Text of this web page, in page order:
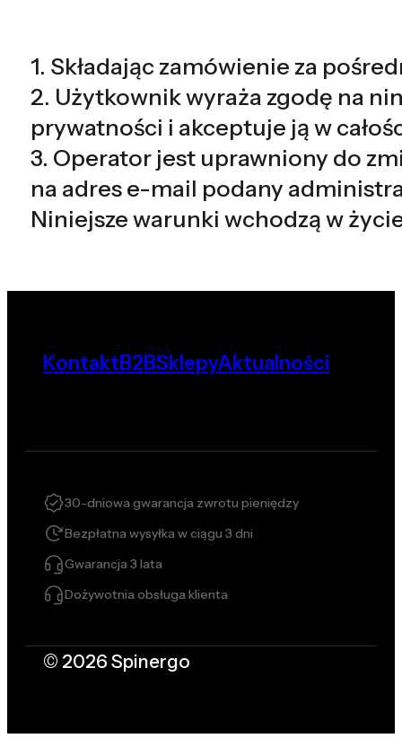
1. Składając zamówienie za
2. Użytkownik wyraża zgodę na
prywatności i akceptuje ją w
3. Operator jest uprawniony do
na adres e-mail podany
Niniejsze warunki wchodzą w
KontaktB2BSklepyAktualności
30-dniowa gwarancja zwrotu pieniędzy
Bezpłatna wysyłka w ciągu 3 dni
Gwarancja 3 lata
Dożywotnia obsługa klienta
© 2026 Spinergo